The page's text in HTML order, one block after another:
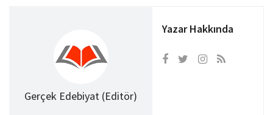
Gerçek Edebiyat (Editör)
Yazar Hakkında